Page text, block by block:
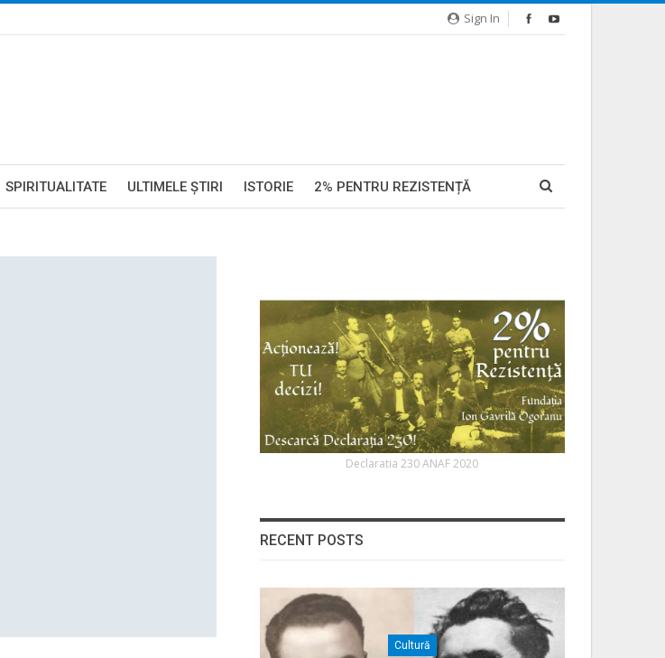
Sign In
SPIRITUALITATE ULTIMELE ŞTIRI ISTORIE 2% PENTRU REZISTENȚĂ
Declaratia 230 ANAF 2020
RECENT POSTS
Cultură